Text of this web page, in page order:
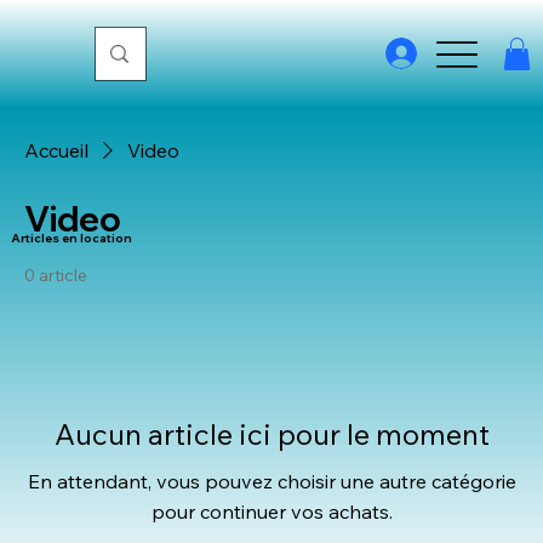
Accueil Video
Video
0 article
Aucun article ici pour le moment
En attendant, vous pouvez choisir une autre catégorie
pour continuer vos achats.
Articles en location